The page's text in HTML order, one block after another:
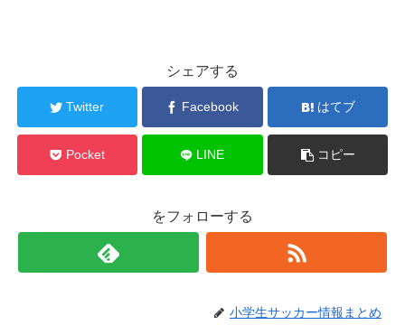
シェアする
Twitter Facebook はてブ
Pocket LINE コピー
をフォローする
小学生サッカー情報まとめ